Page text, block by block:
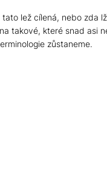
lež cílená, nebo zda
takové, které snad asi
zůstaneme.